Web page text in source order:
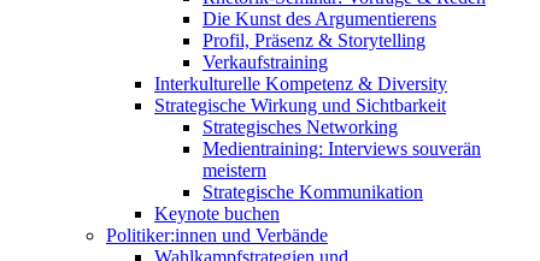
Die Kunst des Argumentierens
Profil, Präsenz & Storytelling
Verkaufstraining
Interkulturelle Kompetenz & Diversity
Strategische Wirkung und Sichtbarkeit
Strategisches Networking
Medientraining: Interviews souverän
meistern
Strategische Kommunikation
Keynote buchen
Politiker:innen und Verbände
Wahlkampfstrategien und